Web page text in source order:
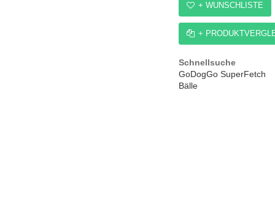
+ WUNSCHLISTE
+
Schnellsuche
GoDogGo SuperFetch
Bälle